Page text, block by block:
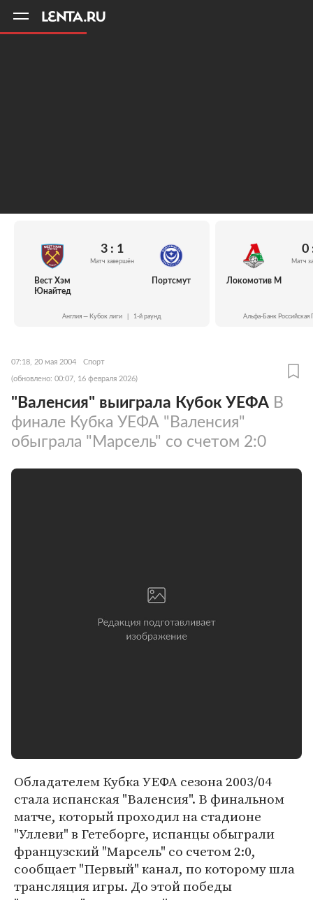
Вест Хэм
Юнайтед
3 : 1
Матч завершён
Портсмут
Англия — Кубок лиги 1-й раунд
Локомотив М
0
Матч
Альфа-Банк Российская
07:18, 20 мая 2004 Спорт
(обновлено: 00:07, 16 февраля 2026)
"Валенсия" выиграла Кубок УЕФА В
финале Кубка УЕФА "Валенсия"
обыграла "Марсель" со счетом 2:0
Обладателем Кубка УЕФА сезона 2003/04
стала испанская "Валенсия". В финальном
матче, который проходил на стадионе
"Уллеви" в Гетеборге, испанцы обыграли
французский "Марсель" со счетом 2:0,
сообщает "Первый" канал, по которому шла
трансляция игры. До этой победы